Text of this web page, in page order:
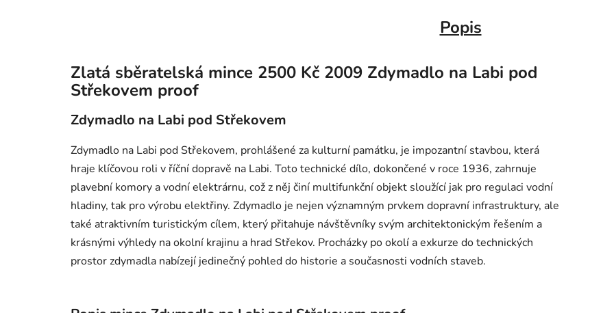
Popis
Zlatá sběratelská mince 2500 Kč 2009 Zdymadlo na Labi pod
Střekovem proof
Zdymadlo na Labi pod Střekovem
Zdymadlo na Labi pod Střekovem, prohlášené za kulturní památku, je impozantní stavbou, která
hraje klíčovou roli v říční dopravě na Labi. Toto technické dílo, dokončené v roce 1936, zahrnuje
plavební komory a vodní elektrárnu, což z něj činí multifunkční objekt sloužící jak pro regulaci vodní
hladiny, tak pro výrobu elektřiny. Zdymadlo je nejen významným prvkem dopravní infrastruktury, ale
také atraktivním turistickým cílem, který přitahuje návštěvníky svým architektonickým řešením a
krásnými výhledy na okolní krajinu a hrad Střekov. Procházky po okolí a exkurze do technických
prostor zdymadla nabízejí jedinečný pohled do historie a současnosti vodních staveb.